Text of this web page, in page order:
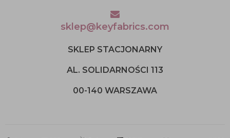
sklep@keyfabrics.com
SKLEP STACJONARNY
AL. SOLIDARNOŚCI 113
00-140 WARSZAWA